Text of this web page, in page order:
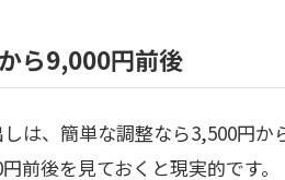
ら9,000円前後
は、簡単な調整なら3,500円
前後を見ておくと現実的です。